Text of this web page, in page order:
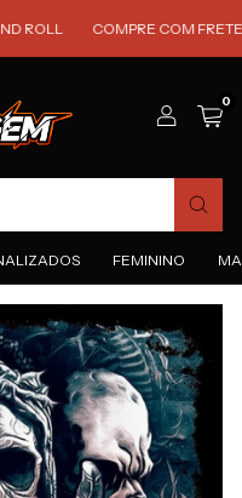
COMPRE COM FRETE
0
FEMININO